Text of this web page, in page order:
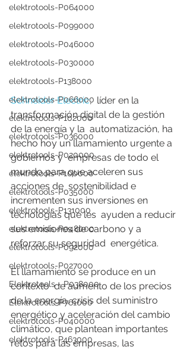
elektrotools-P064000
elektrotools-P099000
elektrotools-P046000
elektrotools-P030000
elektrotools-P138000
elektrotools-P066000
elektrotools-P102000
elektrotools-P036000
elektrotools-P020000
elektrotools-P100000
elektrotools-P035000
elektrotools-P131000
elektrotools-P048000
elektrotools-P092000
elektrotools-P027000
Elektrotools - P038000
Elektrotools-P761000
elektrotools-P040000
elektrotools-P463000
Schneider Electric,  líder en la
transformación digital de la gestión
de la energía y la  automatización, ha
hecho hoy un llamamiento urgente a
gobiernos y  empresas de todo el
mundo para que aceleren sus
acciones de  sostenibilidad e
incrementen sus inversiones en
tecnologías que les  ayuden a reducir
sus emisiones de carbono y a
reforzar su seguridad  energética.
El llamamiento se produce en un
contexto  de aumento de los precios
de la energía, crisis del suministro
energético y aceleración del cambio
climático, que plantean importantes
retos para las empresas, las